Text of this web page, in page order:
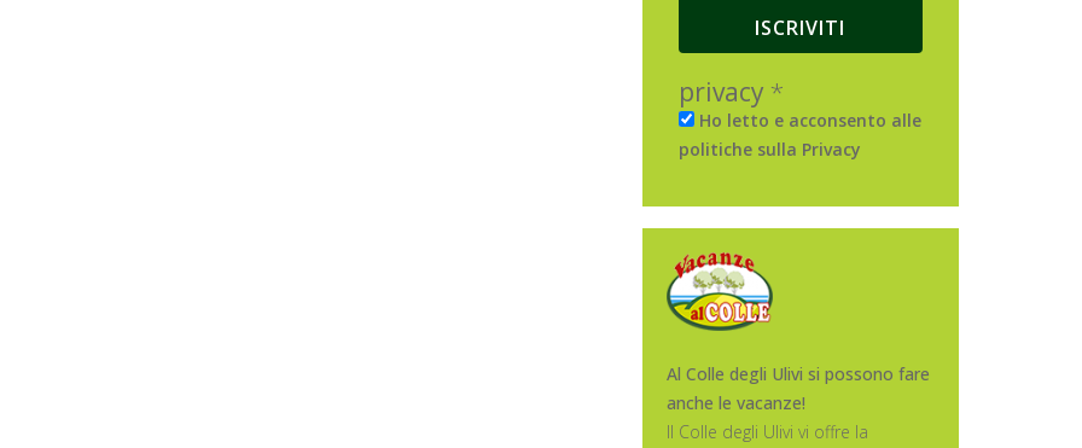
privacy *
Ho letto e acconsento alle
politiche sulla Privacy
Al Colle degli Ulivi si possono fare
anche le vacanze!
Il Colle degli Ulivi vi offre la